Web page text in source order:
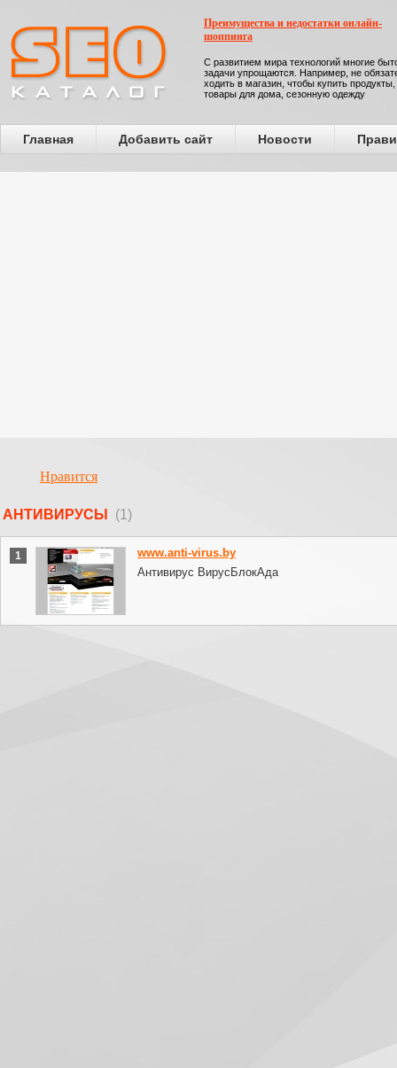
Преимущества и недостатки онлайн-
шоппинга
С развитием мира технологий многие
задачи упрощаются. Например, не
ходить в магазин, чтобы купить продукты,
товары для дома, сезонную одежду
Главная Добавить сайт Новости
Нравится
АНТИВИРУСЫ (1)
1
www.anti-virus.by
Антивирус ВирусБлокАда